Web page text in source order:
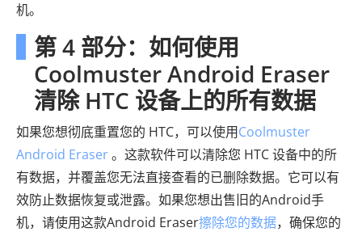
机。
第 4 部分：如何使用
Coolmuster Android Eraser
清除 HTC 设备上的所有数据
如果您想彻底重置您的 HTC，可以使用Coolmuster
Android Eraser。这款软件可以清除您 HTC 设备中的所
有数据，并覆盖您无法直接查看的已删除数据。它可以有
效防止数据恢复或泄露。如果您想出售旧的Android手
机，请使用这款Android Eraser擦除您的数据，确保您的